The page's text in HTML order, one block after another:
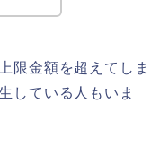
限金額を超えてしま
している人もいま